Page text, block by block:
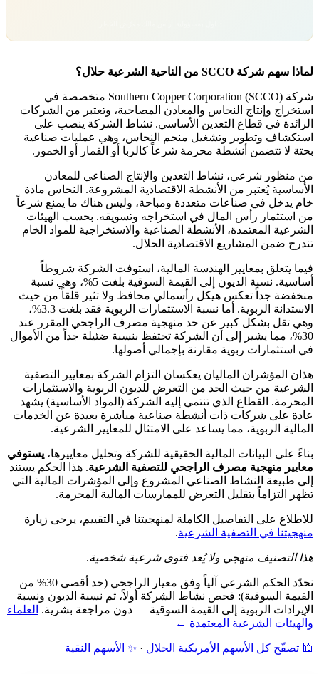
لماذا سهم شركة SCCO من الناحية الشرعية حلال؟
شركة Southern Copper Corporation (SCCO) متخصصة في
استخراج وإنتاج النحاس والمعادن المصاحبة، وتعتبر من الشركات
الرائدة في قطاع التعدين الأساسي. نشاط الشركة ينصب على
استكشاف وتطوير وتشغيل منجم النحاس، وهي عمليات صناعية
بحتة لا تتضمن أنشطة محرمة شرعاً كالربا أو القمار أو الخمور.
من منظور شرعي، نشاط التعدين والإنتاج الصناعي للمعادن
الأساسية يُعتبر من الأنشطة الاقتصادية المشروعة. النحاس مادة
خام يدخل في صناعات متعددة ومباحة، وليس هناك ما يمنع شرعاً
من استثمار رأس المال في استخراجه وتسويقه. بحسب الهيئات
الشرعية المعتمدة، الأنشطة الصناعية والاستخراجية للمواد الخام
تندرج ضمن المشاريع الاقتصادية الحلال.
فيما يتعلق بمعايير الهندسة المالية، استوفت الشركة شروطاً
أساسية. نسبة الديون إلى القيمة السوقية بلغت 5%، وهي نسبة
منخفضة جداً تعكس هيكل رأسمالي محافظ ولا تثير قلقاً من حيث
الاستدانة الربوية. أما نسبة الاستثمارات الربوية فقد بلغت 3.3%،
وهي تقل بشكل كبير عن حد منهجية مصرف الراجحي المقرر عند
30%، مما يشير إلى أن الشركة تحتفظ بنسبة ضئيلة جداً من الأموال
في استثمارات ربوية مقارنة بإجمالي أصولها.
هذان المؤشران الماليان يعكسان التزام الشركة بمعايير التصفية
الشرعية من حيث الحد من التعرض للديون الربوية والاستثمارات
المحرمة. القطاع الذي تنتمي إليه الشركة (المواد الأساسية) يشهد
عادة على شركات ذات أنشطة صناعية مباشرة بعيدة عن الخدمات
المالية الربوية، مما يساعد على الامتثال للمعايير الشرعية.
بناءً على البيانات المالية الحقيقية للشركة وتحليل معاييرها، يستوفي
معايير منهجية مصرف الراجحي للتصفية الشرعية. هذا الحكم يستند
إلى طبيعة النشاط الصناعي المشروع وإلى المؤشرات المالية التي
تظهر التزاماً بتقليل التعرض للممارسات المالية المحرمة.
للاطلاع على التفاصيل الكاملة لمنهجيتنا في التقييم، يرجى زيارة
منهجيتنا في التصفية الشرعية.
هذا التصنيف منهجي ولا يُعد فتوى شرعية شخصية.
نحدّد الحكم الشرعي آلياً وفق معيار الراجحي (حد أقصى 30% من
القيمة السوقية): فحص نشاط الشركة أولاً، ثم نسبة الديون ونسبة
الإيرادات الربوية إلى القيمة السوقية — دون مراجعة بشرية. العلماء
والهيئات الشرعية المعتمدة ←
🕌 تصفّح كل الأسهم الأمريكية الحلال · ✨ الأسهم النقية